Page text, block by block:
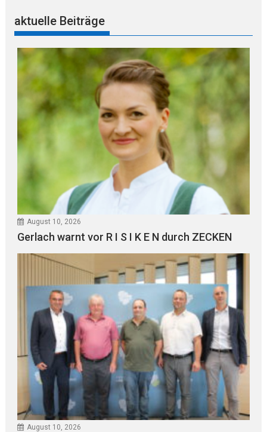
aktuelle Beiträge
August 10, 2026
Gerlach warnt vor R I S I K E N durch ZECKEN
August 10, 2026